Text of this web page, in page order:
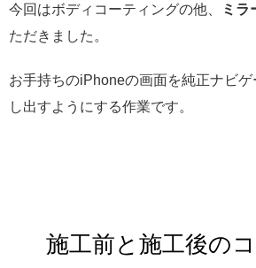
今回はボディコーティングの他、 ミラ
ただきました。
お手持ちのiPhoneの画面を純正ナビ
し出すようにする作業です。
施工前と施工後の